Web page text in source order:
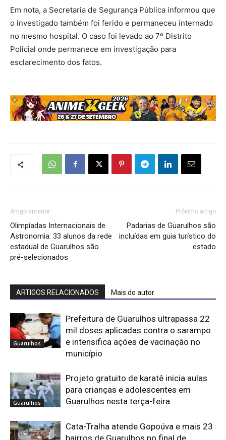
Em nota, a Secretaria de Segurança Pública informou que
o investigado também foi ferido e permaneceu internado
no mesmo hospital. O caso foi levado ao 7º Distrito
Policial onde permanece em investigação para
esclarecimento dos fatos.
Artigo anterior
Olimpíadas Internacionais de
Astronomia: 33 alunos da rede
estadual de Guarulhos são
pré-selecionados
Próximo artigo
Padarias de Guarulhos são
incluídas em guia turístico do
estado
ARTIGOS RELACIONADOS Mais do autor
Guarulhos
Prefeitura de Guarulhos ultrapassa 22
mil doses aplicadas contra o sarampo
e intensifica ações de vacinação no
município
Guarulhos
Projeto gratuito de karatê inicia aulas
para crianças e adolescentes em
Guarulhos nesta terça-feira
Cata-Tralha atende Gopoúva e mais 23